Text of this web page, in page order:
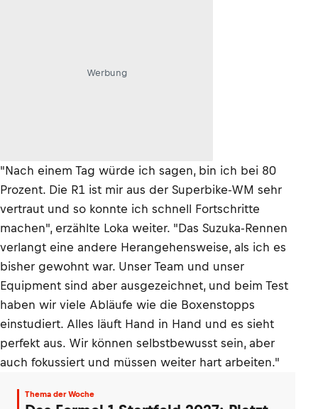
Werbung
"Nach einem Tag würde ich sagen, bin ich bei 80
Prozent. Die R1 ist mir aus der Superbike-WM sehr
vertraut und so konnte ich schnell Fortschritte
machen", erzählte Loka weiter. "Das Suzuka-Rennen
verlangt eine andere Herangehensweise, als ich es
bisher gewohnt war. Unser Team und unser
Equipment sind aber ausgezeichnet, und beim Test
haben wir viele Abläufe wie die Boxenstopps
einstudiert. Alles läuft Hand in Hand und es sieht
perfekt aus. Wir können selbstbewusst sein, aber
auch fokussiert und müssen weiter hart arbeiten."
Thema der Woche